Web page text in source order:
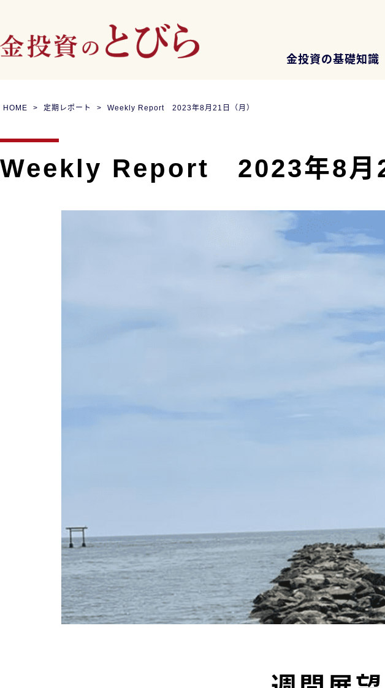
金投資の基礎知識
HOME 定期レポート Weekly Report 2023年8月21日（月）
Weekly Report 2023年8月